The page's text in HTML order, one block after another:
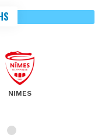
NIMES